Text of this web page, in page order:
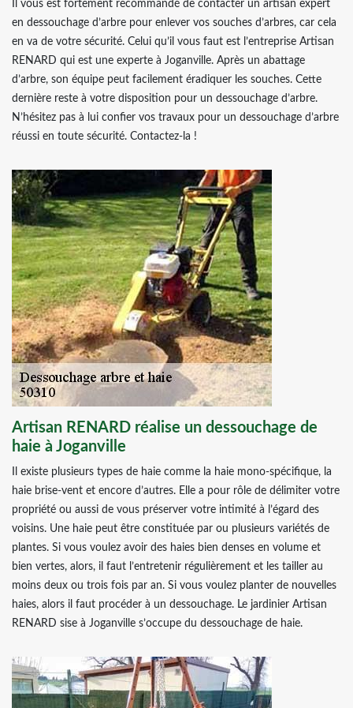
Il vous est fortement recommandé de contacter un artisan expert
en dessouchage d’arbre pour enlever vos souches d’arbres, car cela
en va de votre sécurité. Celui qu’il vous faut est l’entreprise Artisan
RENARD qui est une experte à Joganville. Après un abattage
d’arbre, son équipe peut facilement éradiquer les souches. Cette
dernière reste à votre disposition pour un dessouchage d’arbre.
N’hésitez pas à lui confier vos travaux pour un dessouchage d’arbre
réussi en toute sécurité. Contactez-la !
Artisan RENARD réalise un dessouchage de
haie à Joganville
Il existe plusieurs types de haie comme la haie mono-spécifique, la
haie brise-vent et encore d’autres. Elle a pour rôle de délimiter votre
propriété ou aussi de vous préserver votre intimité à l’égard des
voisins. Une haie peut être constituée par ou plusieurs variétés de
plantes. Si vous voulez avoir des haies bien denses en volume et
bien vertes, alors, il faut l’entretenir régulièrement et les tailler au
moins deux ou trois fois par an. Si vous voulez planter de nouvelles
haies, alors il faut procéder à un dessouchage. Le jardinier Artisan
RENARD sise à Joganville s’occupe du dessouchage de haie.